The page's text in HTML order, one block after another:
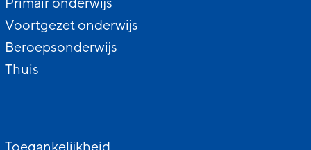
Voortgezet onderwijs
Beroepsonderwijs
Thuis